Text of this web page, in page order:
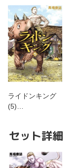
ライドンキング
(5)…
セット詳細